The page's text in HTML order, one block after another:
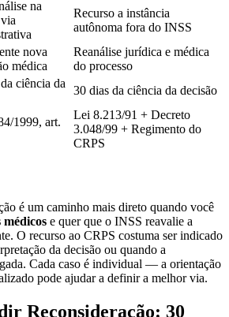
na
Recurso a instância
autônoma fora do INSS
nova
médica
Reanálise jurídica e médica
do processo
ciência da
30 dias da ciência da decisão
1999, art.
Lei 8.213/91 + Decreto
3.048/99 + Regimento do
CRPS
é um caminho mais direto quando você
médicos e quer que o INSS reavalie a
O recurso ao CRPS costuma ser indicado
da decisão ou quando a
Cada caso é individual — a orientação
pode ajudar a definir a melhor via.
Reconsideração: 30